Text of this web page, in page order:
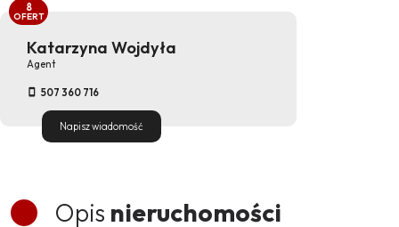
Katarzyna Wojdyła
Agent
507 360 716
Napisz wiadomość
8
OFERT
Opis nieruchomości